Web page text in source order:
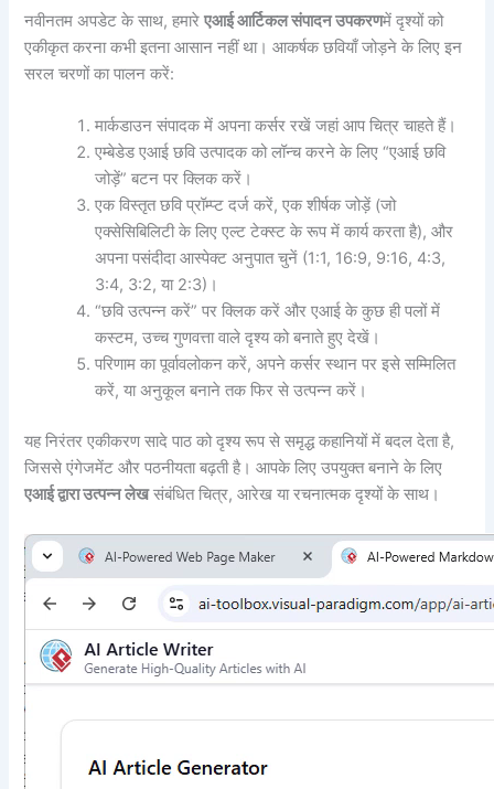
नवीनतम अपडेट के साथ, हमारेएआई आर्टिकल संपादन उपकरणमें दृश्यों को
एकीकृत करना कभी इतना आसान नहीं था। आकर्षक छवियाँ जोड़ने के लिए इन
सरल चरणों का पालन करें:
मार्कडाउन संपादक में अपना कर्सर रखें जहां आप चित्र चाहते हैं।
एम्बेडेड एआई छवि उत्पादक को लॉन्च करने के लिए “एआई छवि
जोड़ें” बटन पर क्लिक करें।
एक विस्तृत छवि प्रॉम्प्ट दर्ज करें, एक शीर्षक जोड़ें (जो
एक्सेसिबिलिटी के लिए एल्ट टेक्स्ट के रूप में कार्य करता है), और
अपना पसंदीदा आस्पेक्ट अनुपात चुनें (1:1, 16:9, 9:16, 4:3,
3:4, 3:2, या 2:3)।
“छवि उत्पन्न करें” पर क्लिक करें और एआई के कुछ ही पलों में
कस्टम, उच्च गुणवत्ता वाले दृश्य को बनाते हुए देखें।
परिणाम का पूर्वावलोकन करें, अपने कर्सर स्थान पर इसे सम्मिलित
करें, या अनुकूल बनाने तक फिर से उत्पन्न करें।
यह निरंतर एकीकरण सादे पाठ को दृश्य रूप से समृद्ध कहानियों में बदल देता है,
जिससे एंगेजमेंट और पठनीयता बढ़ती है। आपके लिए उपयुक्त बनाने के लिए
एआई द्वारा उत्पन्न लेखसंबंधित चित्र, आरेख या रचनात्मक दृश्यों के साथ।